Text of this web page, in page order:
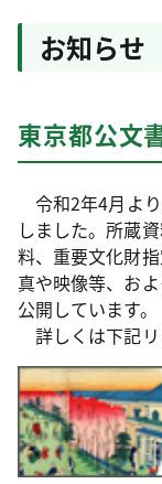
お知らせ
東京都公文
令和2年4月よ
しました。所蔵
料、重要文化財
真や映像等、お
公開しています。
詳しくは下記リ